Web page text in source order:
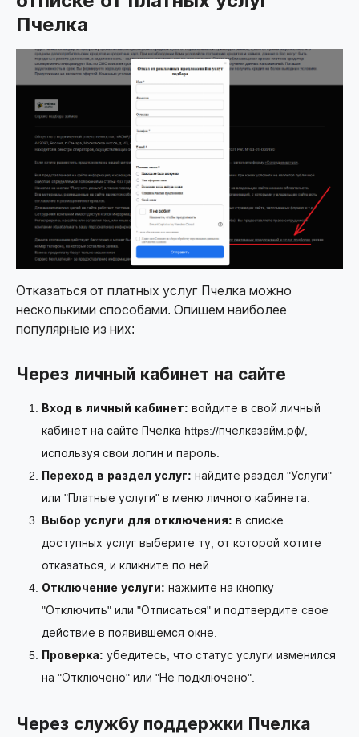
Пчелка
Отказаться от платных услуг Пчелка можно
несколькими способами. Опишем наиболее
популярные из них:
Через личный кабинет на сайте
Вход в личный кабинет: войдите в свой личный
кабинет на сайте Пчелка https://пчелказайм.рф/,
используя свои логин и пароль.
Переход в раздел услуг: найдите раздел "Услуги"
или "Платные услуги" в меню личного кабинета.
Выбор услуги для отключения: в списке
доступных услуг выберите ту, от которой хотите
отказаться, и кликните по ней.
Отключение услуги: нажмите на кнопку
"Отключить" или "Отписаться" и подтвердите свое
действие в появившемся окне.
Проверка: убедитесь, что статус услуги изменился
на "Отключено" или "Не подключено".
Через службу поддержки Пчелка